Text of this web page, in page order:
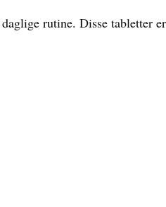
rutine. Disse tabletter